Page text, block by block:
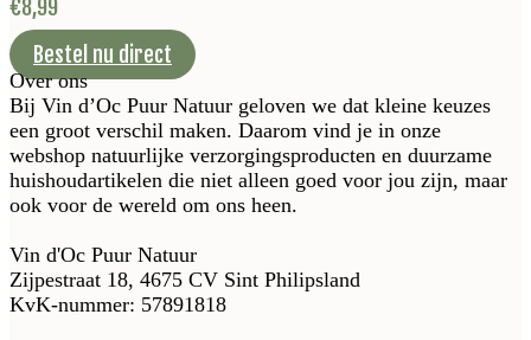
€8,99
Bestel nu direct
Over ons
Bij Vin d’Oc Puur Natuur geloven we dat kleine keuzes
een groot verschil maken. Daarom vind je in onze
webshop natuurlijke verzorgingsproducten en duurzame
huishoudartikelen die niet alleen goed voor jou zijn, maar
ook voor de wereld om ons heen.
Vin d'Oc Puur Natuur
Zijpestraat 18, 4675 CV Sint Philipsland
KvK-nummer: 57891818